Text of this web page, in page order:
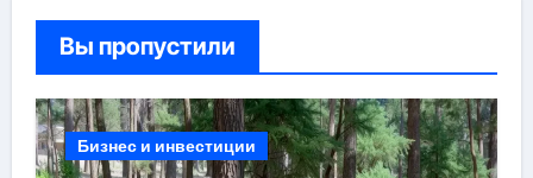
Вы пропустили
Бизнес и инвестиции